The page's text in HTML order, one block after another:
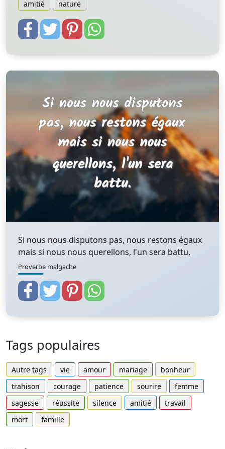
amitié nature
Si nous nous disputons pas, nous restons égaux
mais si nous nous querellons, l'un sera battu.
Proverbe malgache
Tags populaires
Autre tags vie amour mariage
bonheur
trahison
courage patience sourire
femme
sagesse
réussite silence amitié
travail
mort
famille